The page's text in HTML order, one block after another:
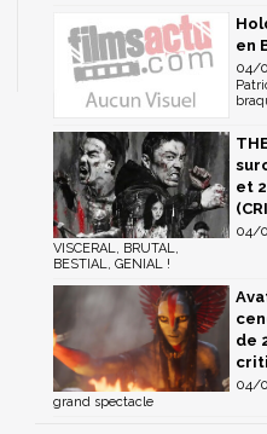
en
04/
et
04/
VISCERAL, BRUTAL,
BESTIAL, GENIAL !
de
04/
grand spectacle